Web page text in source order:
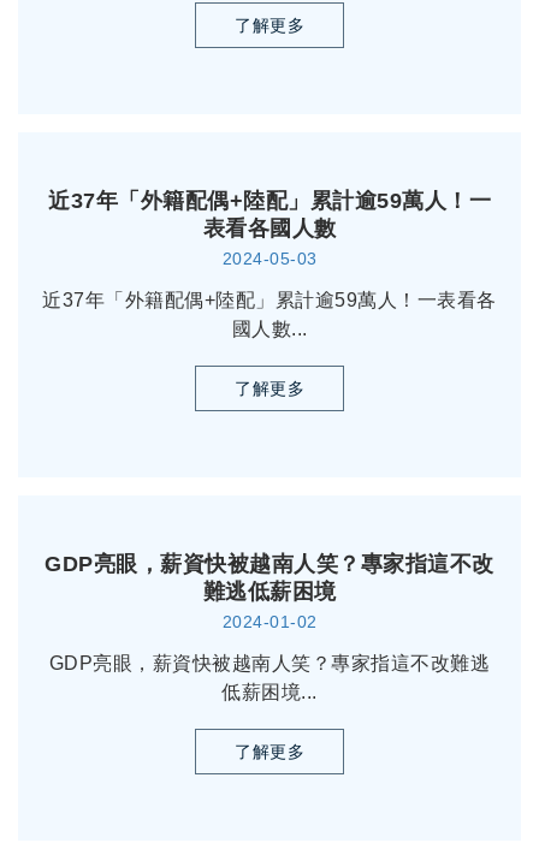
了解更多
近37年「外籍配偶+陸配」累計逾59萬人！一
表看各國人數
2024-05-03
近37年「外籍配偶+陸配」累計逾59萬人！一表看各
國人數...
了解更多
GDP亮眼，薪資快被越南人笑？專家指這不改
難逃低薪困境
2024-01-02
GDP亮眼，薪資快被越南人笑？專家指這不改難逃
低薪困境...
了解更多